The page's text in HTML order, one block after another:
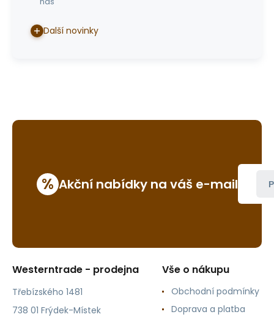
Další novinky
% Akční nabídky na váš e-mail
Westerntrade - prodejna
Třebízského 1481
738 01 Frýdek-Místek
Vše o nákupu
Obchodní podmínky
Doprava a platba